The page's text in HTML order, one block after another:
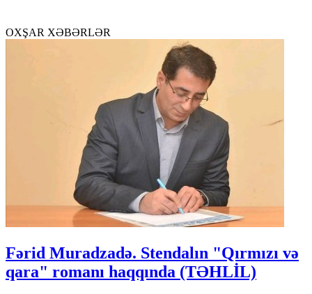
OXŞAR XƏBƏRLƏR
Fərid Muradzadə. Stendalın "Qırmızı və
qara" romanı haqqında (TƏHLİL)